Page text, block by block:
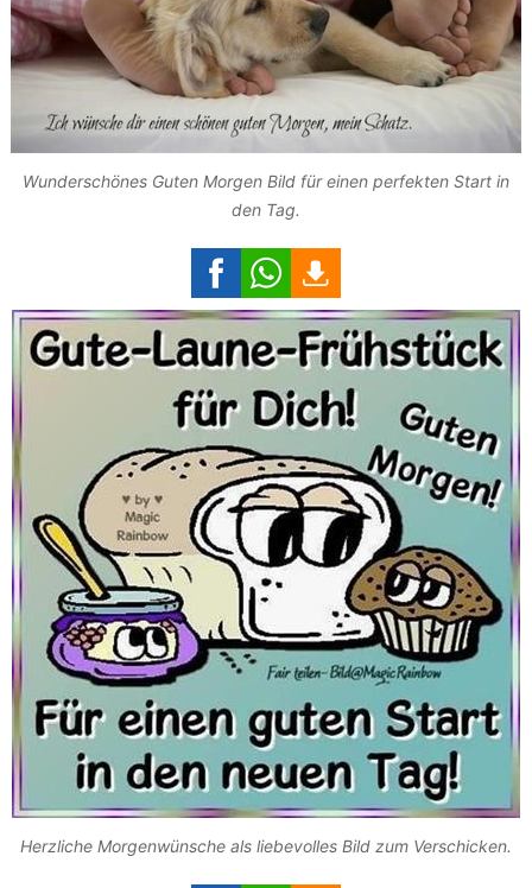
Wunderschönes Guten Morgen Bild für einen perfekten Start in
den Tag.
Herzliche Morgenwünsche als liebevolles Bild zum Verschicken.